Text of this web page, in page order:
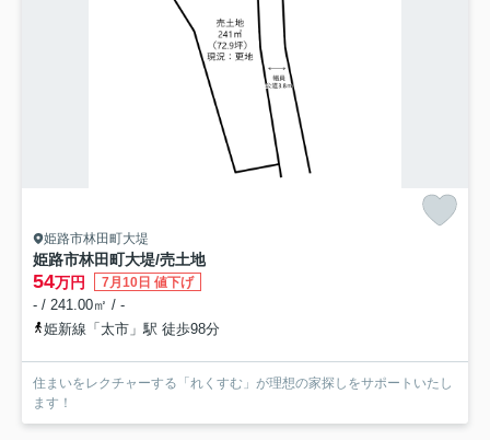
姫路市林田町大堤
姫路市林田町大堤/売土地
54万円 7月10日 値下げ
- / 241.00㎡ / -
姫新線「太市」駅 徒歩98分
住まいをレクチャーする「れくすむ」が理想の家探しをサポートいたし
ます！